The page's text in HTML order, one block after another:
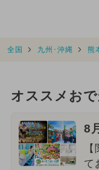
全国 九州･沖縄 熊
オススメお
8
て